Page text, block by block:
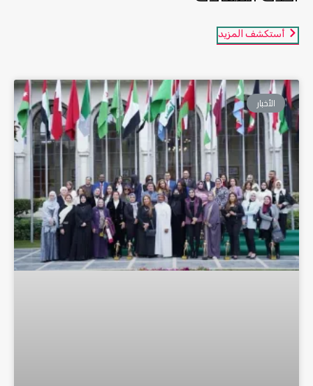
أستكشف المزيد
الأخبار